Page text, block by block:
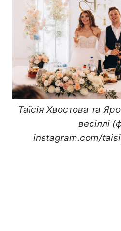
Таїсія Хвостова та
весіллі
instagram.com/